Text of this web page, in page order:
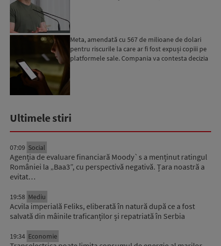
Meta, amendată cu 567 de milioane de dolari
pentru riscurile la care ar fi fost expuși copiii pe
platformele sale. Compania va contesta decizia
Ultimele stiri
07:09 Social
Agenția de evaluare financiară Moody`s a menținut ratingul
României la „Baa3”, cu perspectivă negativă. Țara noastră a
evitat…
19:58 Mediu
Acvila imperială Feliks, eliberată în natură după ce a fost
salvată din mâinile traficanților și repatriată în Serbia
19:34 Economie